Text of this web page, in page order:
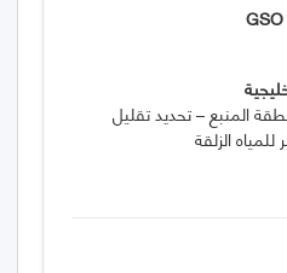
المنبع – تحديد تقليل
الزلقة